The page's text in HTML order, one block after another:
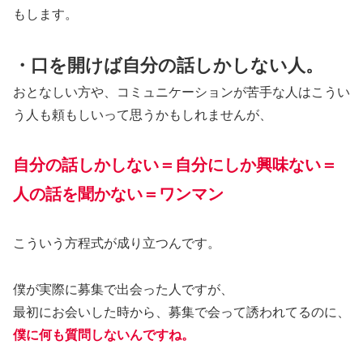
もします。
・口を開けば自分の話しかしない人。
おとなしい方や、コミュニケーションが苦手な人はこうい
う人も頼もしいって思うかもしれませんが、
自分の話しかしない＝自分にしか興味ない＝
人の話を聞かない＝ワンマン
こういう方程式が成り立つんです。
僕が実際に募集で出会った人ですが、
最初にお会いした時から、募集で会って誘われてるのに、
僕に何も質問しないんですね。